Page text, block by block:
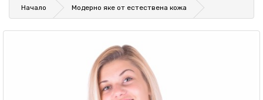
Начало Модерно яке от естествена кожа